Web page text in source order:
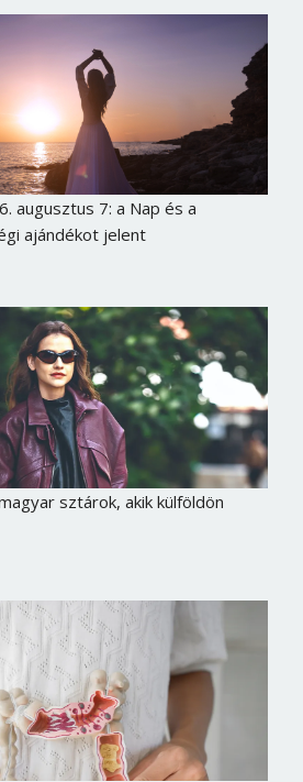
augusztus 7: a Nap és a
ajándékot jelent
sztárok, akik külföldön